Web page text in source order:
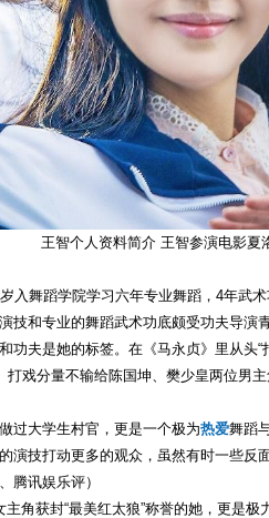
王智个人资料简介 王智参演电影夏
入舞蹈学院学习六年专业舞蹈，4年武
技和专业的舞蹈武术功底颇受功夫导演
功夫是她的标签。在《马永贞》里从头
打戏分量不输给陈国坤、樊少皇两位男
过大学生村官，更是一个极为热爱舞蹈
演技打动更多的观众，虽然有时一些反
腾讯娱乐评）
主角获封“最美红太狼”称誉的她，更是